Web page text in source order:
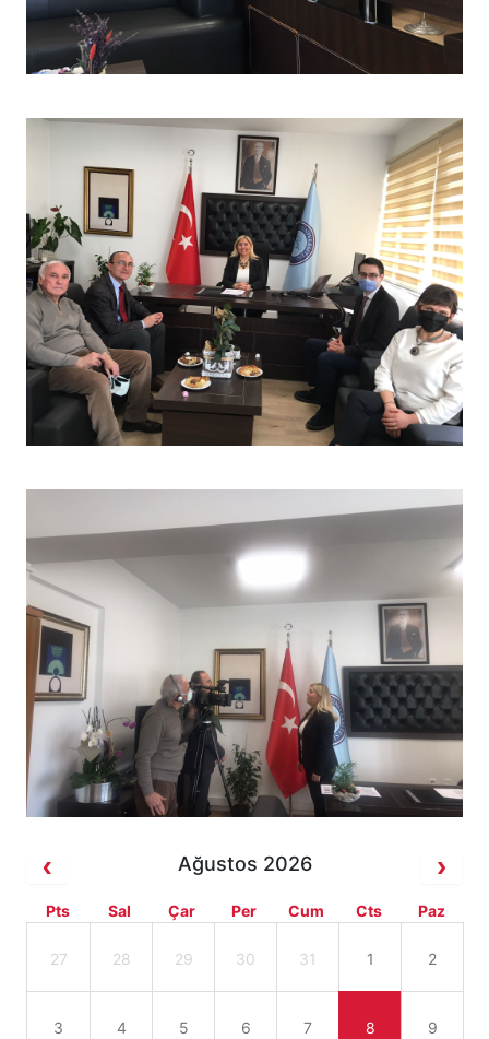
Ağustos 2026
Pts Sal Çar Per Cum Cts Paz
27 28 29 30 31 1 2
3 4 5 6 7 8 9